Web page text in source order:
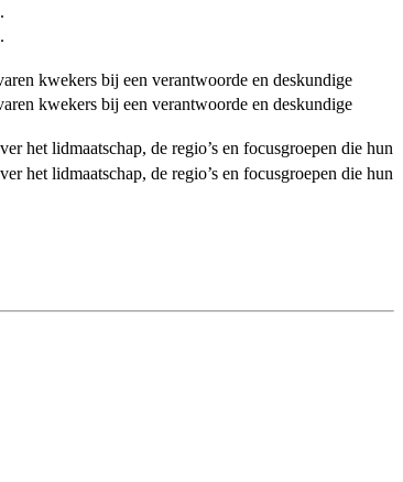
kwekers bij een verantwoorde en deskundige
kwekers bij een verantwoorde en deskundige
het lidmaatschap, de regio’s en focusgroepen die hun
het lidmaatschap, de regio’s en focusgroepen die hun